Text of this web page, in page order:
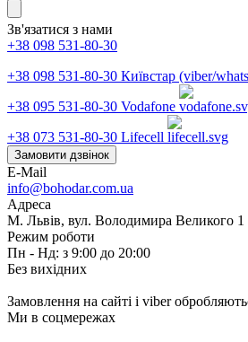
Зв'язатися з нами
+38 098 531-80-30
+38 098 531-80-30 Київстар (viber/
+38 095 531-80-30 Vodafone
+38 073 531-80-30 Lifecell
Замовити дзвінок
E-Mail
info@bohodar.com.ua
Адреса
М. Львів, вул. Володимира Великого 1
Режим роботи
Пн - Нд: з 9:00 до 20:00
Без вихідних
Замовлення на сайті і viber
Ми в соцмережах